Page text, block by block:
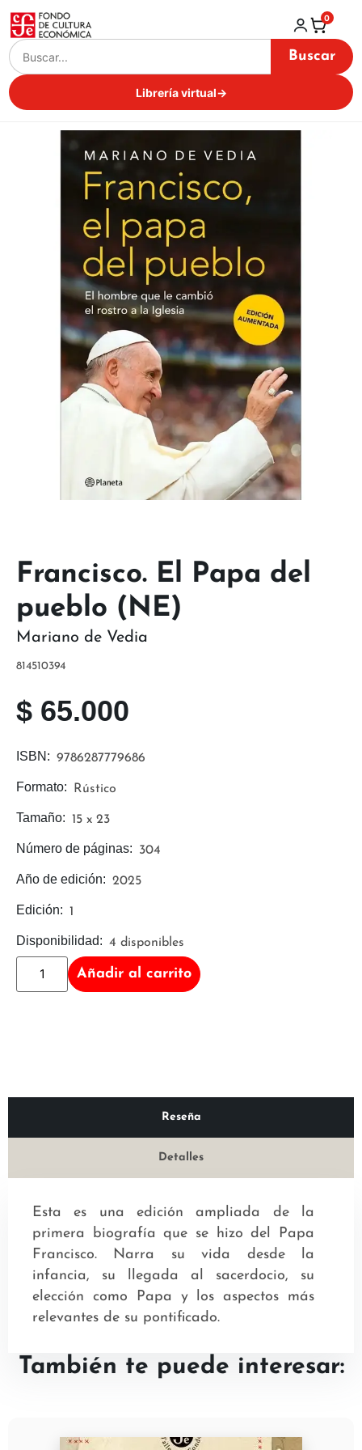
Buscar
Librería virtual→
0
Añadir al carrito
Disponibilidad: 4 disponibles
Edición: 1
Año de edición: 2025
Número de páginas: 304
Tamaño: 15 x 23
Formato: Rústico
ISBN: 9786287779686
$ 65.000
814510394
Mariano de Vedia
Francisco. El Papa del
pueblo (NE)
Reseña
Detalles
Esta es una edición ampliada de la
primera biografía que se hizo del Papa
Francisco. Narra su vida desde la
infancia, su llegada al sacerdocio, su
elección como Papa y los aspectos más
relevantes de su pontificado.
También te puede interesar: